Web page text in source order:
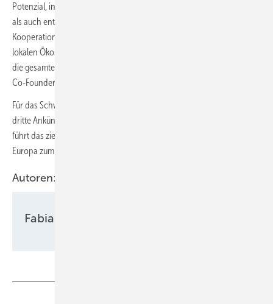
Potenzial, in der Region Partner zu gewinnen, die sowohl Wasserstoff
als auch entstehende Nebenprodukte weiterverarbeiten. Solche
Kooperationen werden maßgeblich zum Aufbau eines nachhaltigen,
lokalen Ökosystems beitragen, das nicht nur die regionale, sondern
die gesamte europäische Wirtschaft stärkt“, sagt Joel Vogl, CEO und
Co-Founder von Infener.
Für das Schweizer Wasserstoffunternehmen Infener ist bereits die
dritte Ankündigung von H2-Hubs in Deutschland in diesem Jahr. Es
führt das ziel mithilfe der dezentralen Produktionsstätten in ganz
Europa zum Erreichen der Wasserstoffziele beizutragen.
Autoren:
Fabian Kauschke